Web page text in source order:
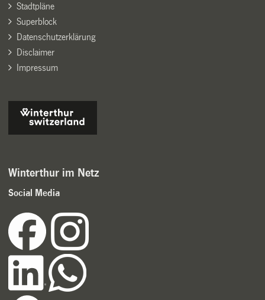
Stadtpläne
Superblock
Datenschutzerklärung
Disclaimer
Impressum
Winterthur im Netz
Social Media